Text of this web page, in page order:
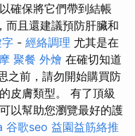
確保將它們帶到結帳
而且還建議預防肝臟和
- 經絡調理 尤其是在
聚餐 外燴 在確切知道
之前，請勿開始購買防
皮膚類型。 有了頂級
以幫助您瀏覽最好的護
谷歌seo 益園益筋絡推